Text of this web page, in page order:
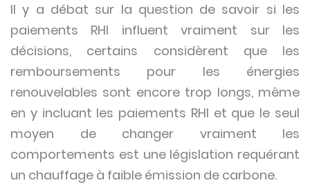
Il y a débat sur la question de savoir si les
paiements RHI influent vraiment sur les
décisions, certains considèrent que les
remboursements pour les énergies
renouvelables sont encore trop longs, même
en y incluant les paiements RHI et que le seul
moyen de changer vraiment les
comportements est une législation requérant
un chauffage à faible émission de carbone.